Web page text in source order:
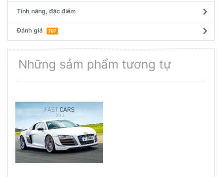
Tính năng, đặc điểm
Đánh giá 707
Những sảm phẩm tương tự